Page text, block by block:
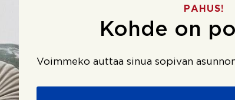
PAHUS!
Kohde on
Voimmeko auttaa sinua sopivan